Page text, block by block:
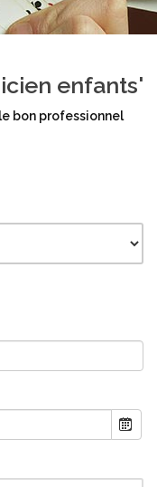
enfants'
bon professionnel